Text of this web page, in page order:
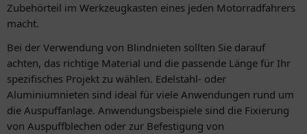
Zubehörteil im Werkzeugkasten eines jeden Motorradfahrers
macht.
Bei der Verwendung von Blindnieten sollten Sie darauf
achten, das richtige Material und die passende Länge für Ihr
spezifisches Projekt zu wählen. Edelstahl- oder
Aluminiumnieten sind ideal für viele Anwendungen rund um
die Auspuffanlage. Anwendungsbeispiele sind die Fixierung
von Auspuffblechen oder zur Befestigung von